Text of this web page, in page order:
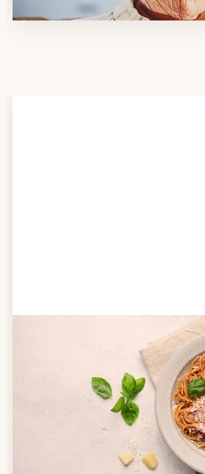
Anbieter finden
Nutzen Sie unsere große
um herauszufinden, welche
Region gibt und welcher am
Verschaffen Sie sich auch
Essen auf Rädern-Kosten.